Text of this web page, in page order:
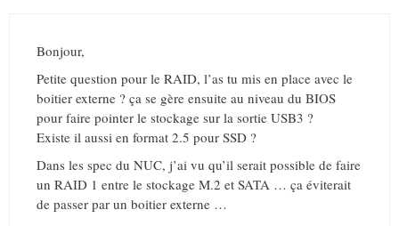
Bonjour,
Petite question pour le RAID, l’as tu mis en place avec le
boitier externe ? ça se gère ensuite au niveau du BIOS
pour faire pointer le stockage sur la sortie USB3 ?
Existe il aussi en format 2.5 pour SSD ?
Dans les spec du NUC, j’ai vu qu’il serait possible de faire
un RAID 1 entre le stockage M.2 et SATA … ça éviterait
de passer par un boitier externe …